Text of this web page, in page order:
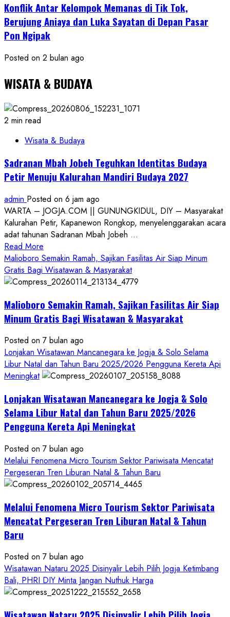
Konflik Antar Kelompok Memanas di Tik Tok,
Berujung Aniaya dan Luka Sayatan di Depan Pasar
Pon Ngipak
Posted on 2 bulan ago
WISATA & BUDAYA
2 min read
Wisata & Budaya
Sadranan Mbah Jobeh Teguhkan Identitas Budaya
Petir Menuju Kalurahan Mandiri Budaya 2027
admin Posted on 6 jam ago
WARTA – JOGJA.COM || GUNUNGKIDUL, DIY – Masyarakat
Kalurahan Petir, Kapanewon Rongkop, menyelenggarakan acara
adat tahunan Sadranan Mbah Jobeh ...
Read More
more
about
Sadranan
Jobeh
Teguhkan
Budaya
Petir
Menuju
Kalurahan
Budaya
2027
Malioboro Semakin Ramah, Sajikan Fasilitas Air Siap Minum
Gratis Bagi Wisatawan & Masyarakat
Malioboro Semakin Ramah, Sajikan Fasilitas Air Siap
Minum Gratis Bagi Wisatawan & Masyarakat
Posted on 7 bulan ago
Lonjakan Wisatawan Mancanegara ke Jogja & Solo Selama
Libur Natal dan Tahun Baru 2025/2026 Pengguna Kereta Api
Meningkat
Lonjakan Wisatawan Mancanegara ke Jogja & Solo
Selama Libur Natal dan Tahun Baru 2025/2026
Pengguna Kereta Api Meningkat
Posted on 7 bulan ago
Melalui Fenomena Micro Tourism Sektor Pariwisata Mencatat
Pergeseran Tren Liburan Natal & Tahun Baru
Melalui Fenomena Micro Tourism Sektor Pariwisata
Mencatat Pergeseran Tren Liburan Natal & Tahun
Baru
Posted on 7 bulan ago
Wisatawan Nataru 2025 Disinyalir Lebih Pilih Jogja Ketimbang
Bali, PHRI DIY Minta Jangan Nuthuk Harga